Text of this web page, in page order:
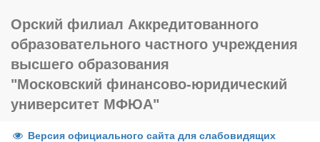
Орский филиал Аккредитованного
образовательного частного учреждения
высшего образования
"Московский финансово-юридический
университет МФЮА"
Версия официального сайта для слабовидящих